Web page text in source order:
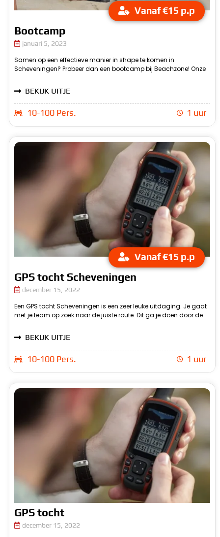
Vanaf €15 p.p
Bootcamp
januari 5, 2023
Samen op een effectieve manier in shape te komen in
Scheveningen? Probeer dan een bootcamp bij Beachzone! Onze
professionele trainers leiden je door een uitdagend en
afwisselend programma van krachtoefeningen en cardio-
BEKIJK UITJE
10-100 Pers. 1 uur
Vanaf €15 p.p
GPS tocht Scheveningen
december 15, 2022
Een GPS tocht Scheveningen is een zeer leuke uitdaging. Je gaat
met je team op zoek naar de juiste route. Dit ga je doen door de
spullen te gebruiken die je van ons krijgt. Je krijgt van ons
BEKIJK UITJE
10-100 Pers. 1 uur
GPS tocht
december 15, 2022